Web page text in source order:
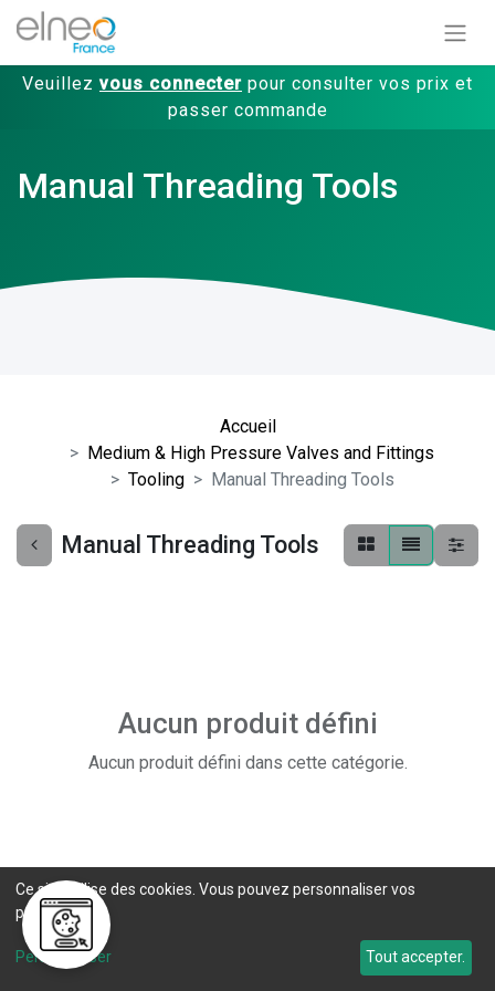
Veuillez vous connecter pour consulter vos prix et
passer commande
Manual Threading Tools
Accueil
Medium & High Pressure Valves and Fittings
Tooling
Manual Threading Tools
Manual Threading Tools
Aucun produit défini
Aucun produit défini dans cette catégorie.
Ce site utilise des cookies. Vous pouvez personnaliser vos
préférences.
Personnaliser Tout accepter.